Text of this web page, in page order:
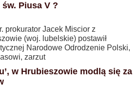
Piusa V ?
prokurator Jacek Miscior z
(woj. lubelskie) postawił
Narodowe Odrodzenie Polski,
zarzut
w Hrubieszowie modlą się za